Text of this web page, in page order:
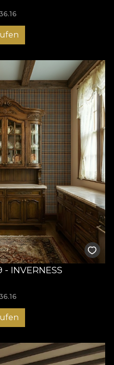
- INVERNESS